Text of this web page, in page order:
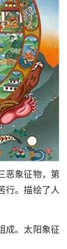
恶象征物，第
行。描绘了人
成。太阳象征